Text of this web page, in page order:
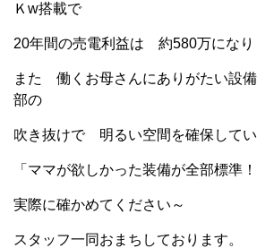
Ｋw搭載で
20年間の売電利益は 約580万になり
また 働くお母さんにありがたい設
部の
吹き抜けで 明るい空間を確保してい
「ママが欲しかった装備が全部標準
実際に確かめてください～
スタッフ一同おまちしております。